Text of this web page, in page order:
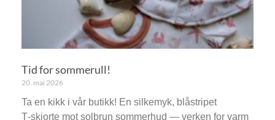
Tid for sommerull!
20. mai 2026
Ta en kikk i vår butikk! En silkemyk, blåstripet
T‑skjorte mot solbrun sommerhud — verken for varm